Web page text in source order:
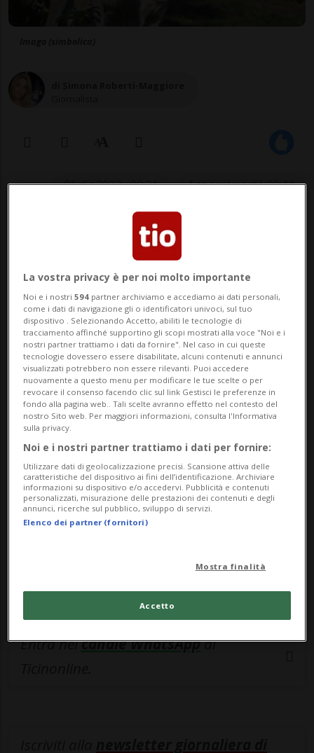
01 dic 2022 - 09:24 Aggiornamento 09:44
GLARONA - Ci saranno due lupi in meno
sulle montagne glaronesi. L'Ufficio
federale dell'ambiente (UFAM) ha
approvato la domanda di regolazione del
branco del Kärpf presentata dalle autorità
cantonali. Con l'abbattimento di due
giov...
🔐 Sblocca il nostro archivio
esclusivo!
Sottoscrivi un abbonamentoArchivioper
leggere questo articolo, oppure scegli
MyTioAboper accedere all'archivio e
Entra nelcanale WhatsAppdi
La vostra privacy è per noi molto importante
Noi e i nostri594 partner archiviamo e accediamo ai dati personali,
come i dati di navigazione gli o identificatori univoci, sul tuo
dispositivo . Selezionando Accetto, abiliti le tecnologie di
tracciamento affinché supportino gli scopi mostrati alla voce "Noi e i
nostri partner trattiamo i dati da fornire". Nel caso in cui queste
tecnologie dovessero essere disabilitate, alcuni contenuti e annunci
visualizzati potrebbero non essere rilevanti. Puoi accedere
nuovamente a questo menu per modificare le tue scelte o per
revocare il consenso facendo clic sul link Gestisci le preferenze in
fondo alla pagina web.. Tali scelte avranno effetto nel contesto del
nostro Sito web. Per maggiori informazioni, consulta l'Informativa
sulla privacy.
Noi e i nostri partner trattiamo i dati per fornire:
Utilizzare dati di geolocalizzazione precisi. Scansione attiva delle
caratteristiche del dispositivo ai fini dell’identificazione. Archiviare
informazioni su dispositivo e/o accedervi. Pubblicità e contenuti
personalizzati, misurazione delle prestazioni dei contenuti e degli
annunci, ricerche sul pubblico, sviluppo di servizi.
Elenco dei partner (fornitori)
Mostra finalità
Accetto